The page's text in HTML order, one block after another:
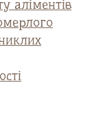
аліментів